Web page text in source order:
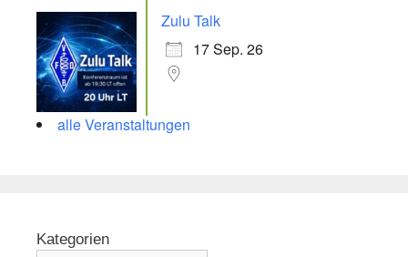
Zulu Talk
17 Sep. 26
alle Veranstaltungen
Kategorien